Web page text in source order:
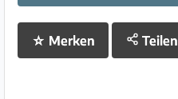
☆ Merken Teilen